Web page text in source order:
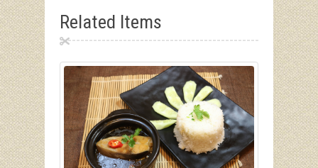
Related Items